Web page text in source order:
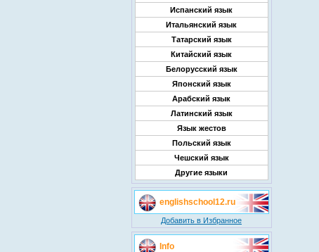
Испанский язык
Итальянский язык
Татарский язык
Китайский язык
Белорусский язык
Японский язык
Арабский язык
Латинский язык
Язык жестов
Польский язык
Чешский язык
Другие языки
englishschool12.ru
Добавить в Избранное
Info